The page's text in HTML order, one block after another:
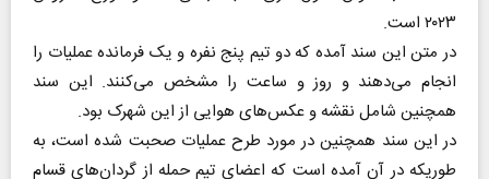
۲۰۲۳ است.
در متن این سند آمده که دو تیم پنج نفره و یک فرمانده عملیات را
انجام می‌دهند و روز و ساعت را مشخص می‌کنند. این سند
همچنین شامل نقشه و عکس‌های هوایی از این شهرک بود.
در این سند همچنین در مورد طرح عملیات صحبت شده است، به
طوریکه در آن آمده است که اعضای تیم حمله از گردان‌های قسام